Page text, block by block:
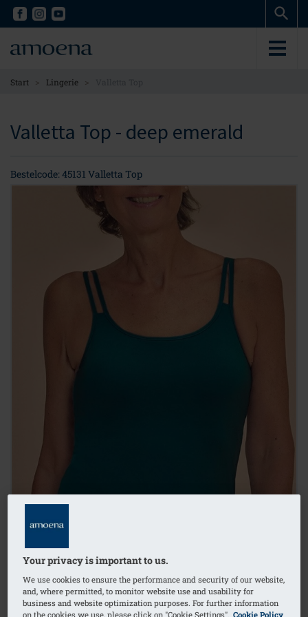
Skip
content
Skip
content
Start > Lingerie >
Valletta Top - deep emerald
Bestelcode: 45131 Valletta Top
1/4
Your privacy is important to us.
We use cookies to ensure the performance and security of our website,
and, where permitted, to monitor website use and usability for
business and website optimization purposes. For further information
on the cookies we use, please click on "Cookie Settings". Cookie Policy